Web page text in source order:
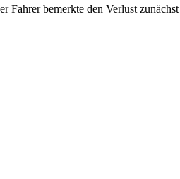
bemerkte den Verlust